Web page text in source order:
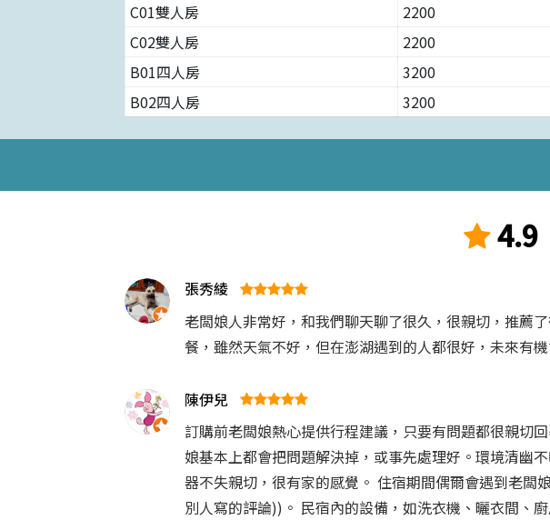
C01雙人房
2200
C02雙人房
2200
B01四人房
3200
B02四人房
3200
4.9
張秀綾
老闆娘人非常好，和我們聊天聊了很久，很親切，推薦
餐，雖然天氣不好，但在澎湖遇到的人都很好，未來有
陳伊兒
訂購前老闆娘熱心提供行程建議，只要有問題都很親切
娘基本上都會把問題解決掉，或事先處理好。環境清幽
器不失親切，很有家的感覺。 住宿期間偶爾會遇到老
別人寫的評論))。 民宿內的設備，如洗衣機、曬衣間、